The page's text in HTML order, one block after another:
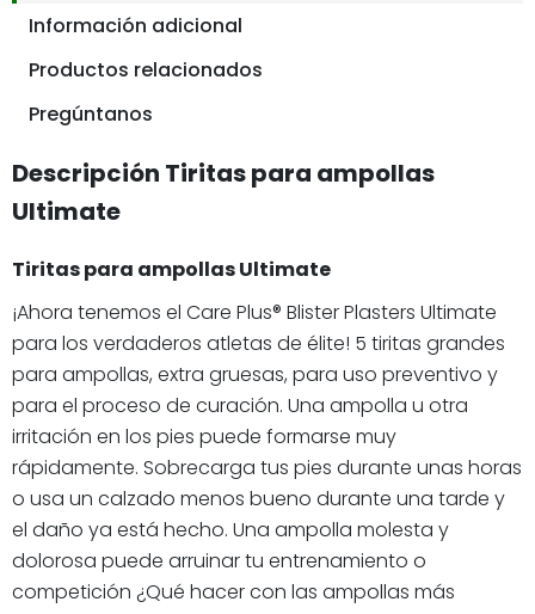
Información adicional
Productos relacionados
Pregúntanos
Descripción Tiritas para ampollas
Ultimate
Tiritas para ampollas Ultimate
¡Ahora tenemos el Care Plus® Blister Plasters Ultimate
para los verdaderos atletas de élite! 5 tiritas grandes
para ampollas, extra gruesas, para uso preventivo y
para el proceso de curación. Una ampolla u otra
irritación en los pies puede formarse muy
rápidamente. Sobrecarga tus pies durante unas horas
o usa un calzado menos bueno durante una tarde y
el daño ya está hecho. Una ampolla molesta y
dolorosa puede arruinar tu entrenamiento o
competición ¿Qué hacer con las ampollas más